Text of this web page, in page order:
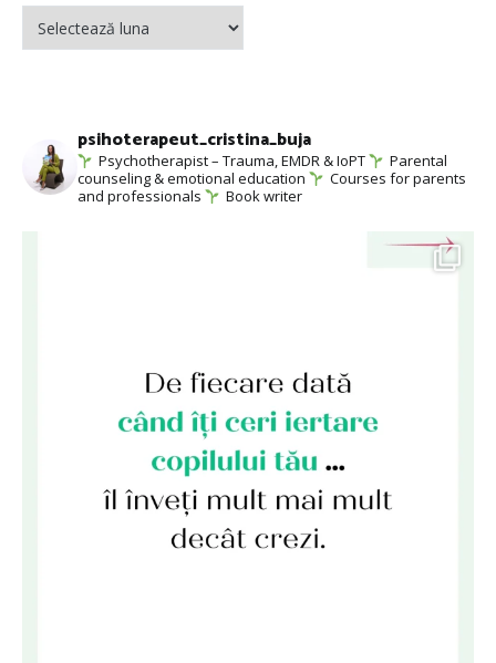
psihoterapeut_cristina_buja
Psychotherapist – Trauma, EMDR & IoPT
Parental
counseling & emotional education
Courses for parents
and professionals
Book writer